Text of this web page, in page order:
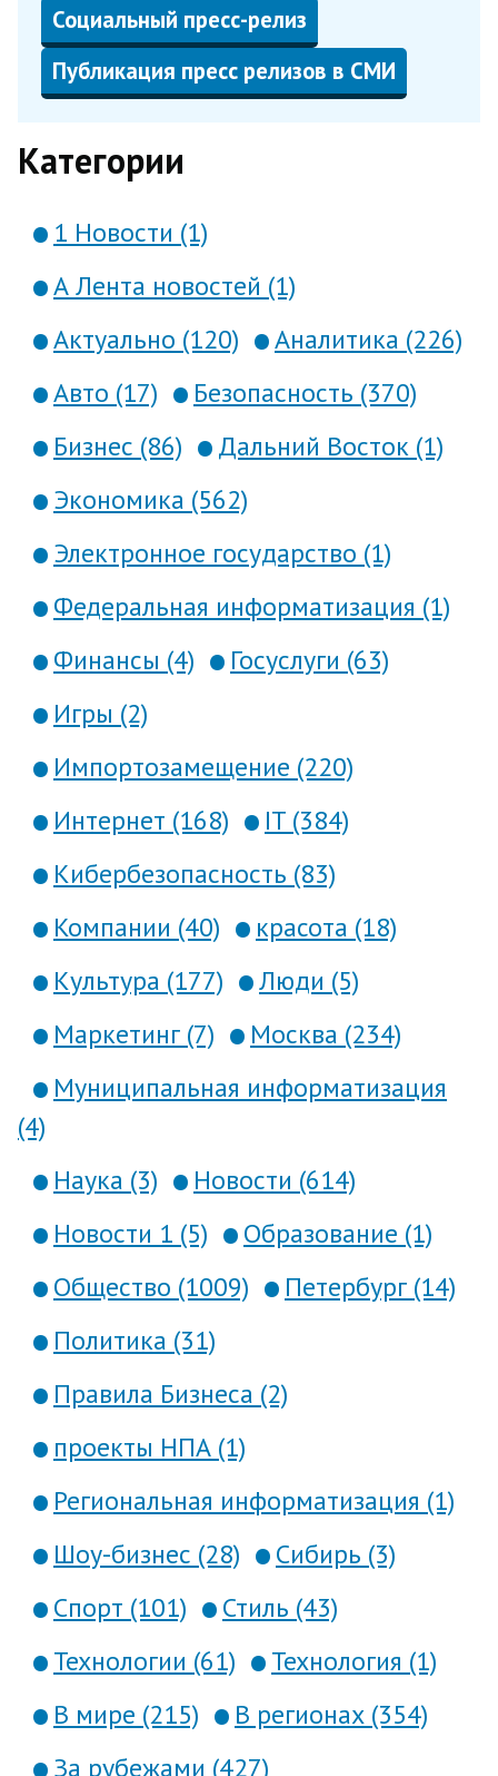
Социальный пресс-релиз
Публикация пресс релизов в СМИ
Категории
1 Новости (1)
А Лента новостей (1)
Актуально (120)
Аналитика (226)
Авто (17)
Безопасность (370)
Бизнес (86)
Дальний Восток (1)
Экономика (562)
Электронное государство (1)
Федеральная информатизация (1)
Финансы (4)
Госуслуги (63)
Игры (2)
Импортозамещение (220)
Интернет (168)
IT (384)
Кибербезопасность (83)
Компании (40)
красота (18)
Культура (177)
Люди (5)
Маркетинг (7)
Москва (234)
Муниципальная информатизация
(4)
Наука (3)
Новости (614)
Новости 1 (5)
Образование (1)
Общество (1009)
Петербург (14)
Политика (31)
Правила Бизнеса (2)
проекты НПА (1)
Региональная информатизация (1)
Шоу-бизнес (28)
Сибирь (3)
Спорт (101)
Стиль (43)
Технологии (61)
Технология (1)
В мире (215)
В регионах (354)
За рубежами (427)